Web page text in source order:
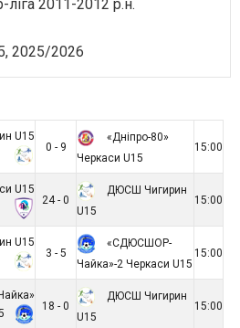
2011-2012 р.н.
2025/2026
U15
0 - 9
«Дніпро-80»
Черкаси U15
15:00
U15
24 - 0
ДЮСШ Чигирин
U15
15:00
U15
3 - 5
«СДЮСШОР-
Чайка»-2 Черкаси U15
15:00
18 - 0
ДЮСШ Чигирин
U15
15:00